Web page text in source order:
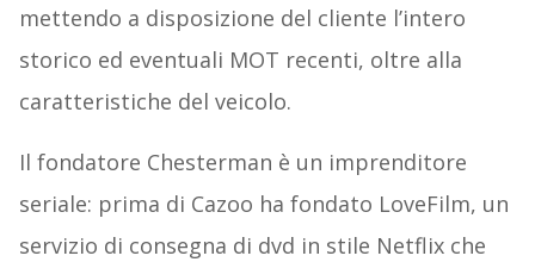
mettendo a disposizione del cliente l’intero
storico ed eventuali MOT recenti, oltre alla
caratteristiche del veicolo.
Il fondatore Chesterman è un imprenditore
seriale: prima di Cazoo ha fondato LoveFilm, un
servizio di consegna di dvd in stile Netflix che